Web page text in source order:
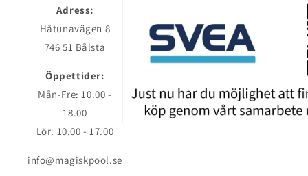
Adress:
Håtunavägen 8
746 51 Bålsta
Öppettider:
Mån-Fre: 10.00 -
18.00
Lör: 10.00 - 17.00
info@magiskpool.se